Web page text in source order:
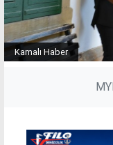
Kamalı Haber